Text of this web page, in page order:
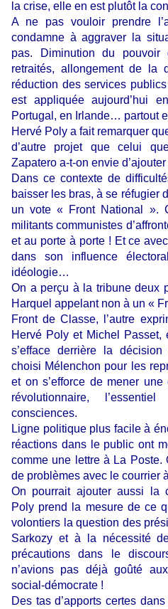
la crise, elle en est plutôt la
A ne pas vouloir prendre
condamne à aggraver la
pas. Diminution du pouvoir
retraités, allongement de la
réduction des services
est appliquée aujourd’hui
Portugal, en Irlande… partout
Hervé Poly a fait remarquer
d’autre projet que celui
Zapatero a-t-on envie d’ajouter
Dans ce contexte de
baisser les bras, à se réfugier
un vote « Front National ».
militants communistes
et au porte à porte ! Et ce
dans son influence
idéologie…
On a perçu à la tribune deux
Harquel appelant non à un «
Front de Classe, l’autre
Hervé Poly et Michel Passet,
s’efface derrière la
choisi Mélenchon pour les
et on s’efforce de mener
révolutionnaire,
consciences.
Ligne politique plus facile à
réactions dans le public ont
comme une lettre à La
de problèmes avec le courrier
On pourrait ajouter aussi la
Poly prend la mesure de ce
volontiers la question des
Sarkozy et à la nécessité
précautions dans le
n’avions pas déjà goûté
social-démocrate !
Des tas d’apports certes